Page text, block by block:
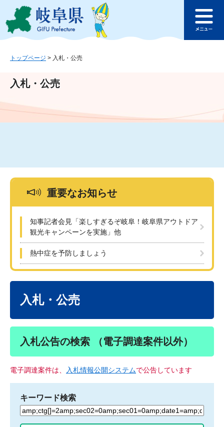
ジ
ュ
文
このページの本文へ
ュ
トップページ > 入札・公売
入札・公売
重要なお知らせ
知事記者会見「楽しすぎるぞ岐阜！岐阜県アウトドア
観光キャンペーンを実施」他
熱中症を予防しましょう
入札・公売
入札公告の検索 （電子調達案件以外）
電子調達案件は、 入札情報公開システムで公告しています
キーワード検索
検